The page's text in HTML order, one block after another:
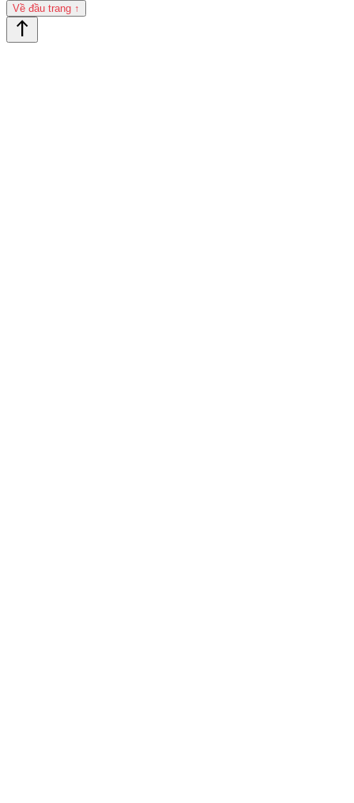
Về đầu trang ↑
north